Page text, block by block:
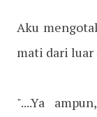
Aku
mati dari luar
"....Ya